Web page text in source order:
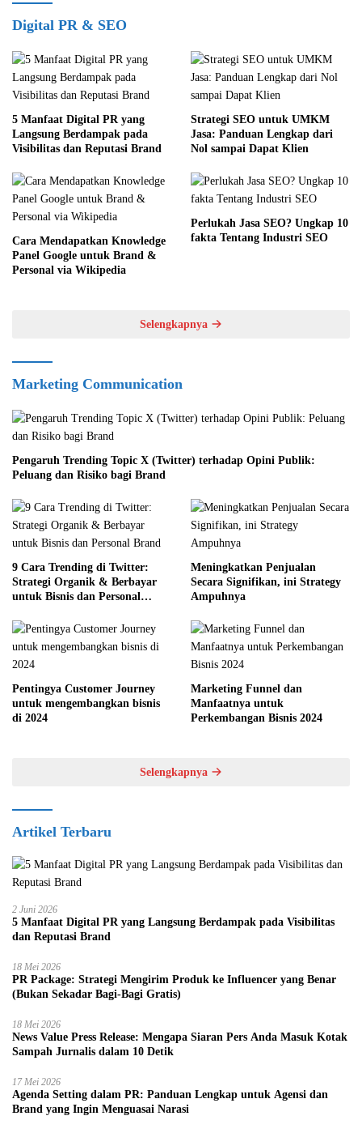
Digital PR & SEO
5 Manfaat Digital PR yang
Langsung Berdampak pada
Visibilitas dan Reputasi Brand
Strategi SEO untuk UMKM
Jasa: Panduan Lengkap dari
Nol sampai Dapat Klien
Cara Mendapatkan Knowledge
Panel Google untuk Brand &
Personal via Wikipedia
Perlukah Jasa SEO? Ungkap 10
fakta Tentang Industri SEO
Selengkapnya
Marketing Communication
Pengaruh Trending Topic X (Twitter) terhadap Opini Publik:
Peluang dan Risiko bagi Brand
9 Cara Trending di Twitter:
Strategi Organik & Berbayar
untuk Bisnis dan Personal
Meningkatkan Penjualan
Secara Signifikan, ini Strategy
Ampuhnya
Pentingya Customer Journey
untuk mengembangkan bisnis
di 2024
Marketing Funnel dan
Manfaatnya untuk
Perkembangan Bisnis 2024
Selengkapnya
Artikel Terbaru
2 Juni 2026
5 Manfaat Digital PR yang Langsung Berdampak pada Visibilitas
dan Reputasi Brand
18 Mei 2026
PR Package: Strategi Mengirim Produk ke Influencer yang Benar
(Bukan Sekadar Bagi-Bagi Gratis)
18 Mei 2026
News Value Press Release: Mengapa Siaran Pers Anda Masuk Kotak
Sampah Jurnalis dalam 10 Detik
17 Mei 2026
Agenda Setting dalam PR: Panduan Lengkap untuk Agensi dan
Brand yang Ingin Menguasai Narasi